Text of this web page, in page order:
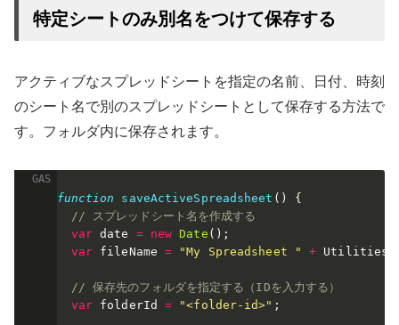
特定シートのみ別名をつけて保存する
アクティブなスプレッドシートを指定の名前、日付、時刻
のシート名で別のスプレッドシートとして保存する方法で
す。フォルダ内に保存されます。
function saveActiveSpreadsheet ( )
{
// スプレッドシート名を作成する
var date = new Date ( ) ;
var fileName = "My Spreadsheet " + Utilities
// 保存先のフォルダを指定する（IDを入力する）
var folderId = "<folder-id>" ;